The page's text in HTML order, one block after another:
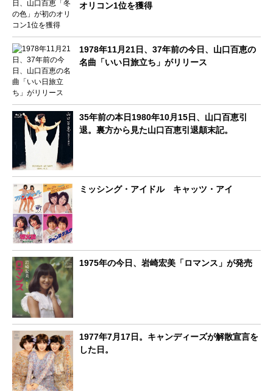
オリコン1位を獲得
1978年11月21日、37年前の今日、山口百恵の
名曲「いい日旅立ち」がリリース
35年前の本日1980年10月15日、山口百恵引
退。裏方から見た山口百恵引退顛末記。
ミッシング・アイドル キャッツ・アイ
1975年の今日、岩崎宏美「ロマンス」が発売
1977年7月17日。キャンディーズが解散宣言を
した日。